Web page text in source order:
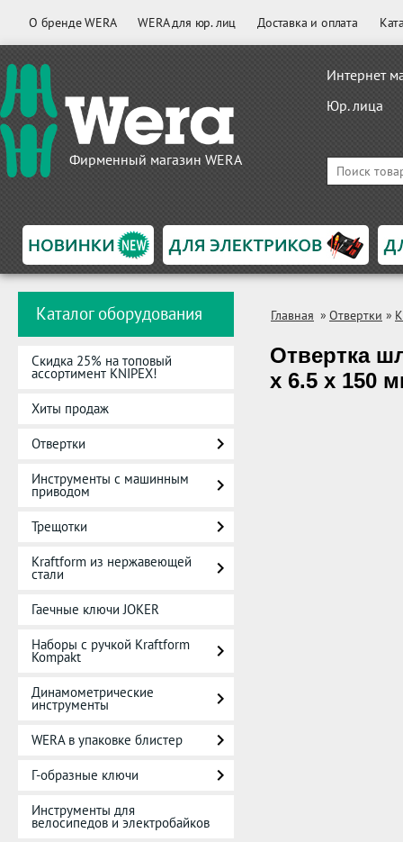
О бренде WERA WERA для юр. лиц Доставка и оплата
Фирменный магазин WERA
Интернет
Юр. лица
Каталог оборудования
Скидка 25% на топовый
ассортимент KNIPEX!
Хиты продаж
Отвертки
Инструменты с машинным
приводом
Трещотки
Kraftform из нержавеющей
стали
Гаечные ключи JOKER
Наборы с ручкой Kraftform
Kompakt
Динамометрические
инструменты
WERA в упаковке блистер
Г-образные ключи
Инструменты для
велосипедов и электробайков
Главная » Отвертки »
Отвертка
x 6.5 x 150